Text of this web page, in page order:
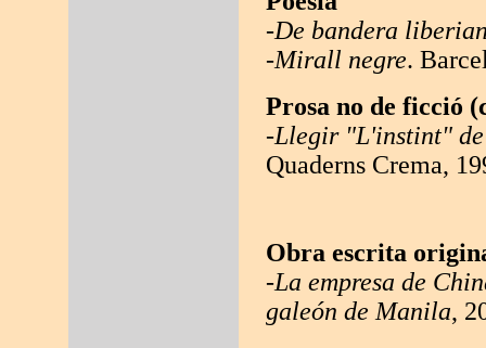
-De bandera
-Mirall negre.
Prosa no de ficció
-Llegir "L'instint" de
Quaderns Crema,
Obra escrita
-La empresa de
galeón de Manila,